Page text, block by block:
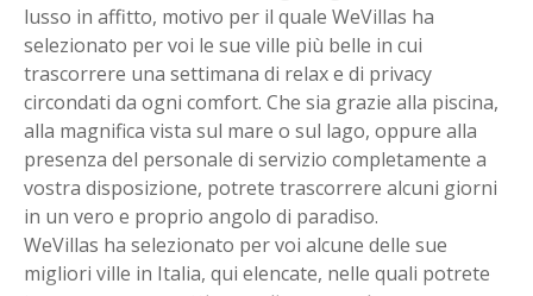
lusso in affitto, motivo per il quale WeVillas ha
selezionato per voi le sue ville più belle in cui
trascorrere una settimana di relax e di privacy
circondati da ogni comfort. Che sia grazie alla piscina,
alla magnifica vista sul mare o sul lago, oppure alla
presenza del personale di servizio completamente a
vostra disposizione, potrete trascorrere alcuni giorni
in un vero e proprio angolo di paradiso.
WeVillas ha selezionato per voi alcune delle sue
migliori ville in Italia, qui elencate, nelle quali potrete